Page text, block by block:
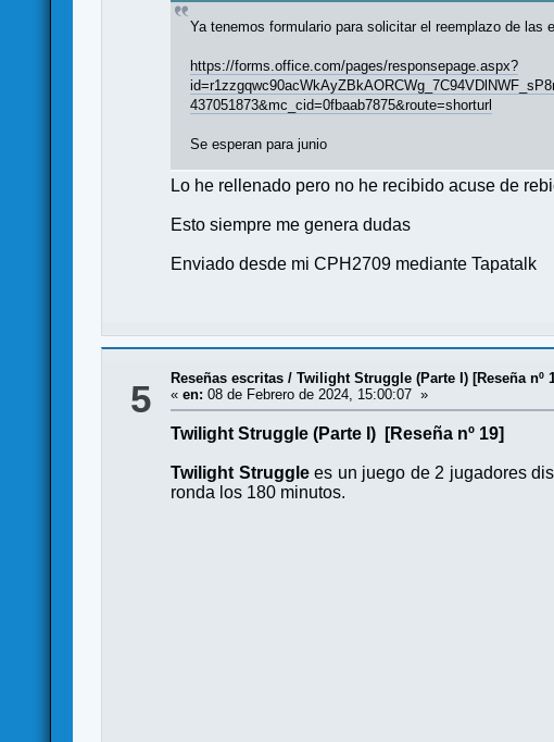
Ya tenemos formulario para solicitar el reemplazo de las
https://forms.office.com/pages/responsepage.aspx?
437051873&mc_cid=0fbaab7875&route=shorturl
Se esperan para junio
Lo he rellenado pero no he recibido acuse de
Esto siempre me genera dudas
Enviado desde mi CPH2709 mediante Tapatalk
5 Reseñas escritas /Twilight Struggle (Parte I) [Reseña nº
«en: 08 de Febrero de 2024, 15:00:07 »
Twilight Struggle (Parte I) [Reseña nº 19]
Twilight Strugglees un juego de 2 jugadores
ronda los 180 minutos.